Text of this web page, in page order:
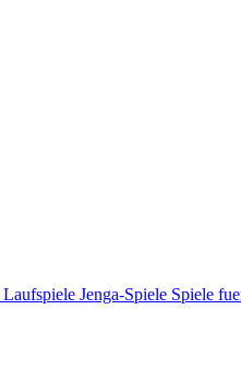
Laufspiele Jenga-Spiele Spiele